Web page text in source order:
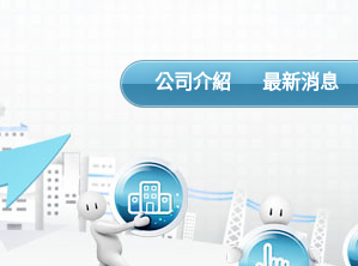
公司介紹 最新消息